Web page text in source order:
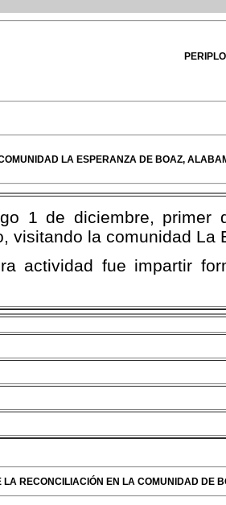
LA ESPERANZA DE BOAZ,
1 de diciembre, primer
visitando la comunidad La
actividad fue impartir
LA RECONCILIACIÓN EN LA COMUNIDAD DE